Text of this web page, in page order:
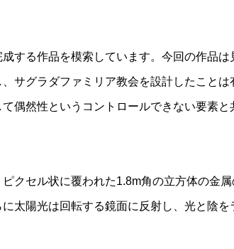
する作品を模索しています。今回の作品は
サグラダファミリア教会を設計したことは
偶然性というコントロールできない要素
クセル状に覆われた1.8m角の立方体の金
太陽光は回転する鏡面に反射し、光と陰